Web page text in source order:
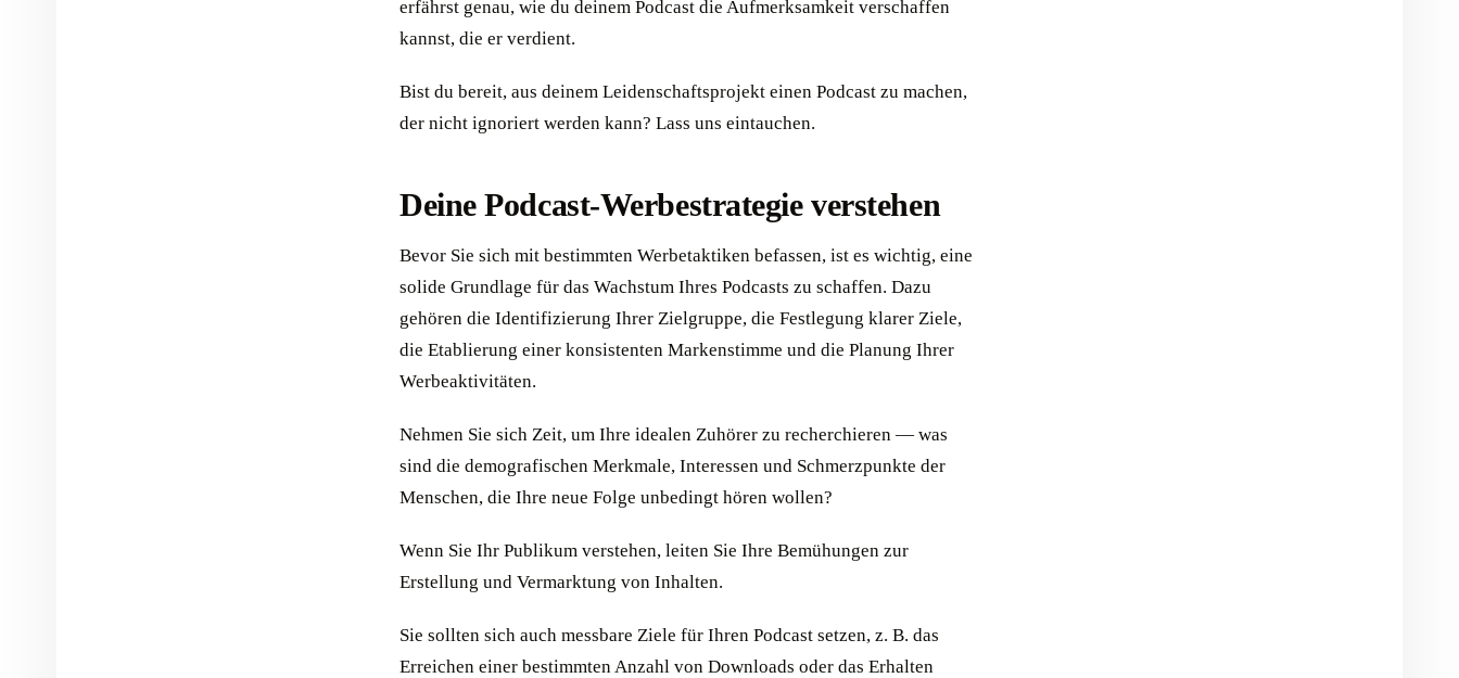
erfährst genau, wie du deinem Podcast die Aufmerksamkeit verschaffen
kannst, die er verdient.
Bist du bereit, aus deinem Leidenschaftsprojekt einen Podcast zu machen,
der nicht ignoriert werden kann? Lass uns eintauchen.
Deine Podcast-Werbestrategie verstehen
Bevor Sie sich mit bestimmten Werbetaktiken befassen, ist es wichtig, eine
solide Grundlage für das Wachstum Ihres Podcasts zu schaffen. Dazu
gehören die Identifizierung Ihrer Zielgruppe, die Festlegung klarer Ziele,
die Etablierung einer konsistenten Markenstimme und die Planung Ihrer
Werbeaktivitäten.
Nehmen Sie sich Zeit, um Ihre idealen Zuhörer zu recherchieren — was
sind die demografischen Merkmale, Interessen und Schmerzpunkte der
Menschen, die Ihre neue Folge unbedingt hören wollen?
Wenn Sie Ihr Publikum verstehen, leiten Sie Ihre Bemühungen zur
Erstellung und Vermarktung von Inhalten.
Sie sollten sich auch messbare Ziele für Ihren Podcast setzen, z. B. das
Erreichen einer bestimmten Anzahl von Downloads oder das Erhalten